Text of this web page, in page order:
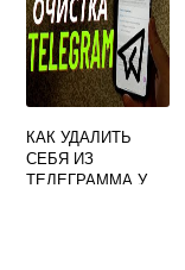
КАК УДАЛИТЬ
СЕБЯ ИЗ
ТЕЛЕГРАММА У